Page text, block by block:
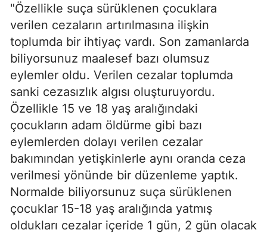
"Özellikle suça sürüklenen çocuklara
verilen cezaların artırılmasına ilişkin
toplumda bir ihtiyaç vardı. Son zamanlarda
biliyorsunuz maalesef bazı olumsuz
eylemler oldu. Verilen cezalar toplumda
sanki cezasızlık algısı oluşturuyordu.
Özellikle 15 ve 18 yaş aralığındaki
çocukların adam öldürme gibi bazı
eylemlerden dolayı verilen cezalar
bakımından yetişkinlerle aynı oranda ceza
verilmesi yönünde bir düzenleme yaptık.
Normalde biliyorsunuz suça sürüklenen
çocuklar 15-18 yaş aralığında yatmış
oldukları cezalar içeride 1 gün, 2 gün olacak